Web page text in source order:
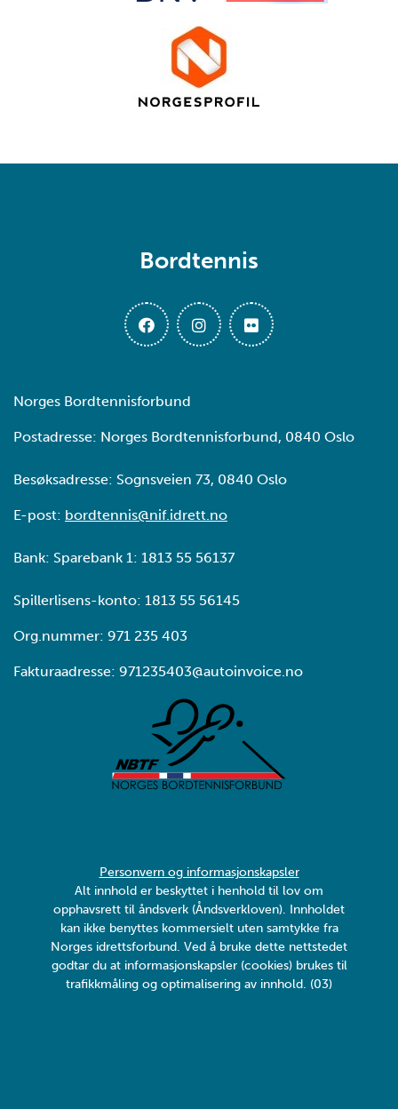
Bordtennis
Norges Bordtennisforbund
Postadresse: Norges Bordtennisforbund, 0840 Oslo
Besøksadresse: Sognsveien 73, 0840 Oslo
E-post: bordtennis@nif.idrett.no
Bank: Sparebank 1: 1813 55 56137
Spillerlisens-konto: 1813 55 56145
Org.nummer: 971 235 403
Fakturaadresse: 971235403@autoinvoice.no
Personvern og informasjonskapsler
Alt innhold er beskyttet i henhold til lov om
opphavsrett til åndsverk (Åndsverkloven). Innholdet
kan ikke benyttes kommersielt uten samtykke fra
Norges idrettsforbund. Ved å bruke dette nettstedet
godtar du at informasjonskapsler (cookies) brukes til
trafikkmåling og optimalisering av innhold. (03)